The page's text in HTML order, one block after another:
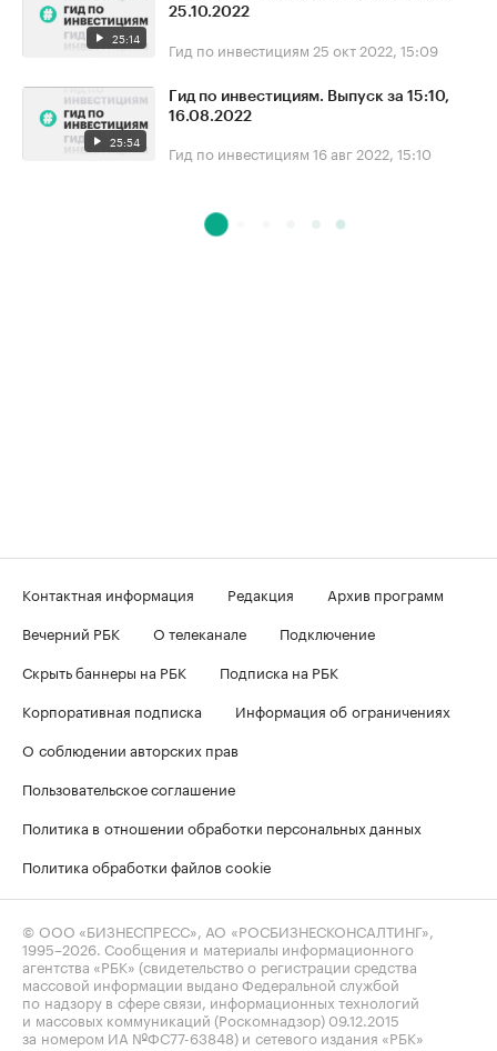
25:14
25.10.2022
Гид по инвестициям 25 окт 2022, 15:09
25:54
Гид по инвестициям. Выпуск за 15:10,
16.08.2022
Гид по инвестициям 16 авг 2022, 15:10
Контактная информация Редакция
Архив программ
Вечерний РБК
О телеканале
Подключение
Скрыть баннеры на РБК
Подписка на РБК
Корпоративная подписка
Информация об ограничениях
О соблюдении авторских прав
Пользовательское соглашение
Политика в отношении обработки персональных данных
Политика обработки файлов cookie
© ООО «БИЗНЕСПРЕСС», АО «РОСБИЗНЕСКОНСАЛТИНГ»,
1995–2026. Сообщения и материалы информационного
агентства «РБК» (свидетельство о регистрации средства
массовой информации выдано Федеральной службой
по надзору в сфере связи, информационных технологий
и массовых коммуникаций (Роскомнадзор) 09.12.2015
за номером ИА №ФС77-63848) и сетевого издания «РБК»